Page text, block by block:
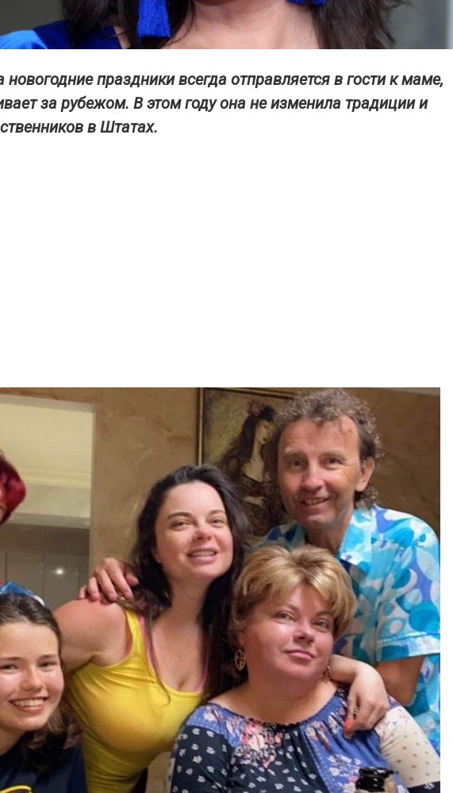
праздники всегда отправляется в гости к маме,
за рубежом. В этом году она не изменила традиции и
в Штатах.